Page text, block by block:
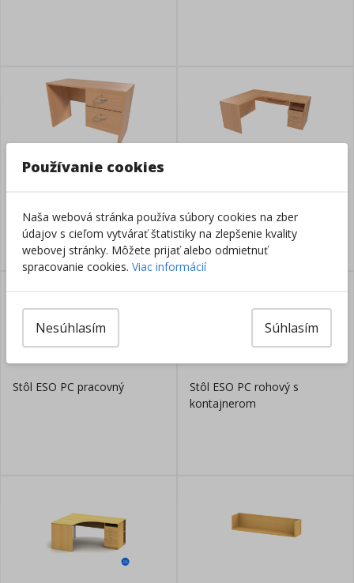
Stôl ESO PC pracovný
Stôl ESO PC rohový s
kontajnerom
Používanie cookies
Naša webová stránka používa súbory cookies na zber
údajov s cieľom vytvárať štatistiky na zlepšenie kvality
webovej stránky. Môžete prijať alebo odmietnuť
spracovanie cookies. Viac informácií
Súhlasím
Nesúhlasím